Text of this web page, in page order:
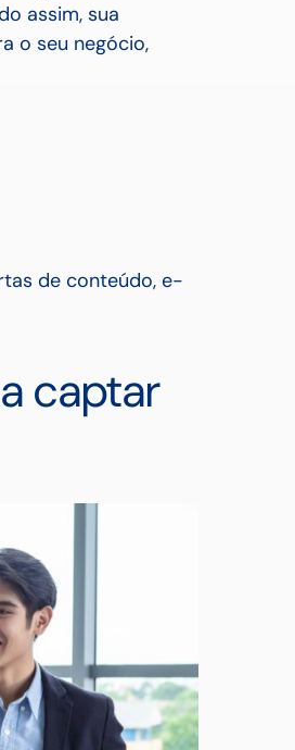
assim, sua
o seu negócio,
de conteúdo, e-
captar